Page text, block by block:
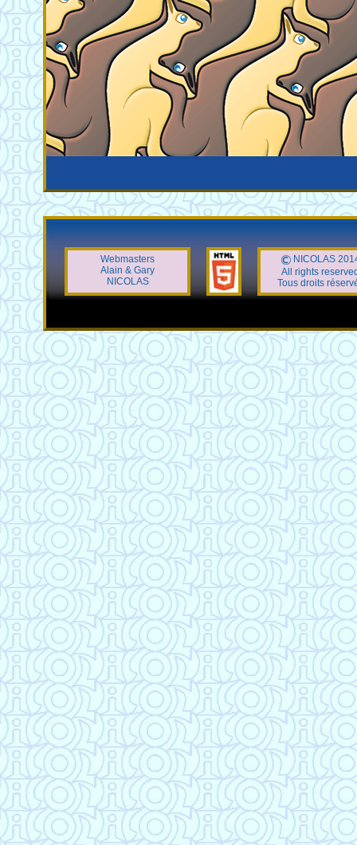
Webmasters
Alain & Gary
NICOLAS
NICOLAS
All rights
Tous droits